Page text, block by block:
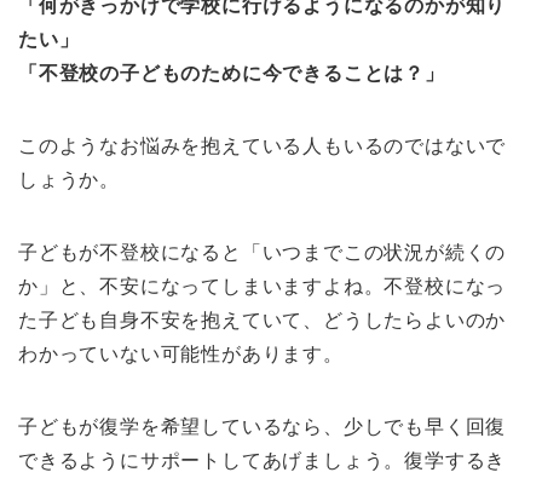
「何がきっかけで学校に行けるようになるのかが知り
たい」
「不登校の子どものために今できることは？」
このようなお悩みを抱えている人もいるのではないで
しょうか。
子どもが不登校になると「いつまでこの状況が続くの
か」と、不安になってしまいますよね。不登校になっ
た子ども自身不安を抱えていて、どうしたらよいのか
わかっていない可能性があります。
子どもが復学を希望しているなら、少しでも早く回復
できるようにサポートしてあげましょう。復学するき